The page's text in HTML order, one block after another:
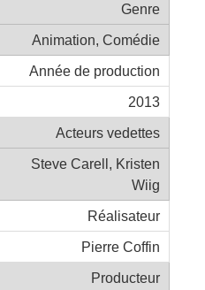
Genre
Animation, Comédie
Année de production
2013
Acteurs vedettes
Steve Carell, Kristen
Wiig
Réalisateur
Pierre Coffin
Producteur